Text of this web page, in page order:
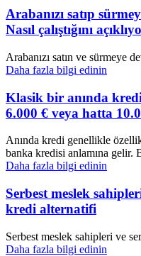
Arabanızı satıp
Nasıl çalıştığını
Arabanızı satın ve sürmeye
Daha fazla bilgi edinin
Klasik bir anında
6.000 € veya hatta
Anında kredi genellikle
banka kredisi anlamına gelir.
Daha fazla bilgi edinin
Serbest meslek
kredi alternatifi
Serbest meslek sahipleri ve
Daha fazla bilgi edinin